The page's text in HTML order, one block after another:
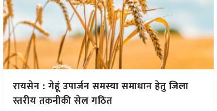
रायसेन : गेहूं उपार्जन समस्या समाधान हेतु जिला
स्तरीय तकनीकी सेल गठित